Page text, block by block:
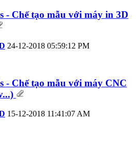
- Chế tạo mẫu với máy in 3D
24-12-2018 05:59:12 PM
- Chế tạo mẫu với máy CNC
15-12-2018 11:41:07 AM